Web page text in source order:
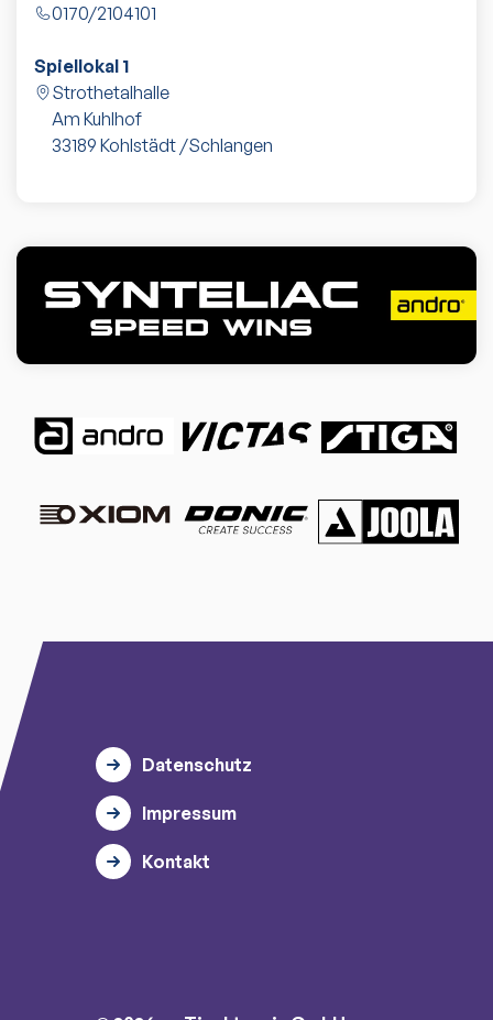
0170/2104101
Spiellokal 1
Strothetalhalle
Am Kuhlhof
33189 Kohlstädt /Schlangen
Datenschutz
Impressum
Kontakt